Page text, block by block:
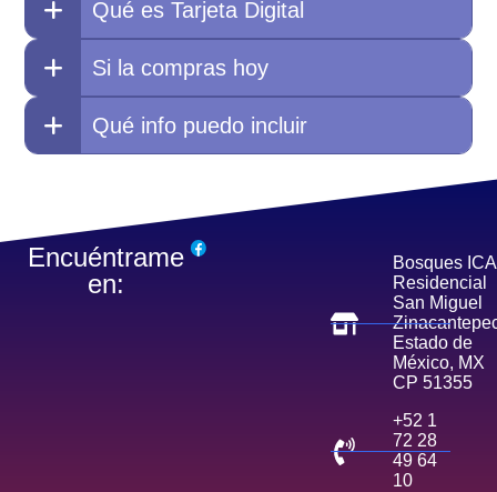
Qué es Tarjeta Digital
Si la compras hoy
Qué info puedo incluir
Encuéntrame
en:
Bosques ICA
Residencial
San Miguel
Estado de
México, MX
CP 51355
+52 1
72 28
49 64
10